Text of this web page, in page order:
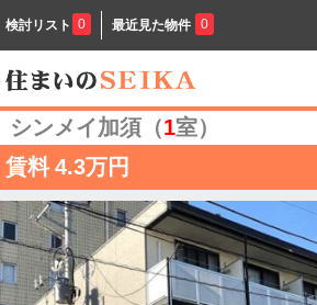
検討リスト 0 最近見た物件 0
シンメイ加須（1室）
賃料 4.3万円